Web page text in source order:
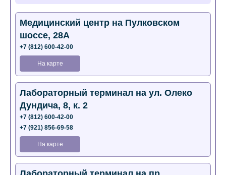
Медицинский центр на Пулковском
шоссе, 28А
+7 (812) 600-42-00
На карте
Лабораторный терминал на ул. Олеко
Дундича, 8, к. 2
+7 (812) 600-42-00
+7 (921) 856-69-58
На карте